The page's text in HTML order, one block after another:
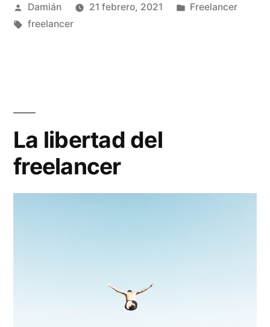
de
Publicado
por
Damián 21 febrero, 2021
Publicado
Freelancer
Etiquetas:
freelancer
La libertad del
freelancer